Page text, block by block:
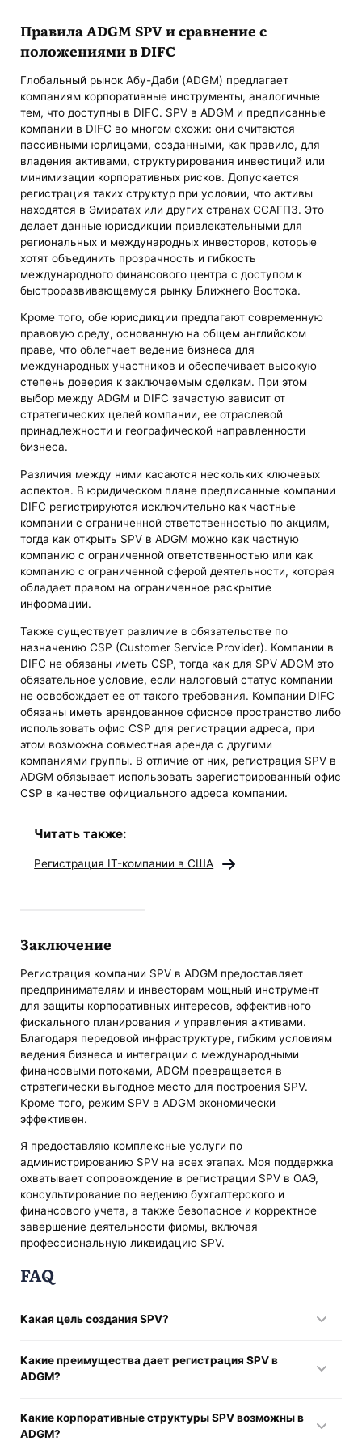
Правила ADGM SPV и сравнение с
положениями в DIFC
Глобальный рынок Абу-Даби (ADGM) предлагает
компаниям корпоративные инструменты, аналогичные
тем, что доступны в DIFC. SPV в ADGM и предписанные
компании в DIFC во многом схожи: они считаются
пассивными юрлицами, созданными, как правило, для
владения активами, структурирования инвестиций или
минимизации корпоративных рисков. Допускается
регистрация таких структур при условии, что активы
находятся в Эмиратах или других странах ССАГПЗ. Это
делает данные юрисдикции привлекательными для
региональных и международных инвесторов, которые
хотят объединить прозрачность и гибкость
международного финансового центра с доступом к
быстроразвивающемуся рынку Ближнего Востока.
Кроме того, обе юрисдикции предлагают современную
правовую среду, основанную на общем английском
праве, что облегчает ведение бизнеса для
международных участников и обеспечивает высокую
степень доверия к заключаемым сделкам. При этом
выбор между ADGM и DIFC зачастую зависит от
стратегических целей компании, ее отраслевой
принадлежности и географической направленности
бизнеса.
Различия между ними касаются нескольких ключевых
аспектов. В юридическом плане предписанные компании
DIFC регистрируются исключительно как частные
компании с ограниченной ответственностью по акциям,
тогда как открыть SPV в ADGM можно как частную
компанию с ограниченной ответственностью или как
компанию с ограниченной сферой деятельности, которая
обладает правом на ограниченное раскрытие
информации.
Также существует различие в обязательстве по
назначению CSP (Customer Service Provider). Компании в
DIFC не обязаны иметь CSP, тогда как для SPV ADGM это
обязательное условие, если налоговый статус компании
не освобождает ее от такого требования. Компании DIFC
обязаны иметь арендованное офисное пространство либо
использовать офис CSP для регистрации адреса, при
этом возможна совместная аренда с другими
компаниями группы. В отличие от них, регистрация SPV в
ADGM обязывает использовать зарегистрированный офис
CSP в качестве официального адреса компании.
Читать также:
Регистрация IT-компании в США
Заключение
Регистрация компании SPV в ADGM предоставляет
предпринимателям и инвесторам мощный инструмент
для защиты корпоративных интересов, эффективного
фискального планирования и управления активами.
Благодаря передовой инфраструктуре, гибким условиям
ведения бизнеса и интеграции с международными
финансовыми потоками, ADGM превращается в
стратегически выгодное место для построения SPV.
Кроме того, режим SPV в ADGM экономически
эффективен.
Я предоставляю комплексные услуги по
администрированию SPV на всех этапах. Моя поддержка
охватывает сопровождение в регистрации SPV в ОАЭ,
консультирование по ведению бухгалтерского и
финансового учета, а также безопасное и корректное
завершение деятельности фирмы, включая
профессиональную ликвидацию SPV.
FAQ
Какая цель создания SPV?
инвестиций, изоляция рисков, связанных с конкретным
проектом, оптимизация налогообложения и
Какие преимущества дает регистрация SPV в
ADGM?
соблюдении определенных условий, репатриация
капитала без ограничений, защита активов на основе
Какие корпоративные структуры SPV возможны в
ADGM?